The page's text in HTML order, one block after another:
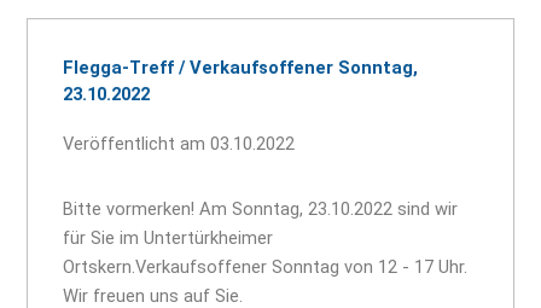
Flegga-Treff / Verkaufsoffener Sonntag,
23.10.2022
Veröffentlicht am 03.10.2022
Bitte vormerken! Am Sonntag, 23.10.2022 sind wir
für Sie im Untertürkheimer
Ortskern.Verkaufsoffener Sonntag von 12 - 17 Uhr.
Wir freuen uns auf Sie.